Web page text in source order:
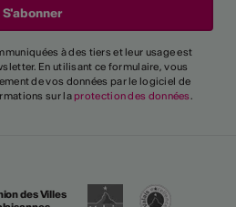
à des tiers et leur usage est
En utilisant ce formulaire, vous
de vos données par le logiciel de
sur la protection des données.
des Villes